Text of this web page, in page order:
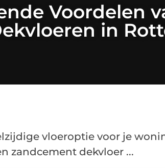
Voordelen
in
vloeroptie voor je
zandcement dekvloer ...